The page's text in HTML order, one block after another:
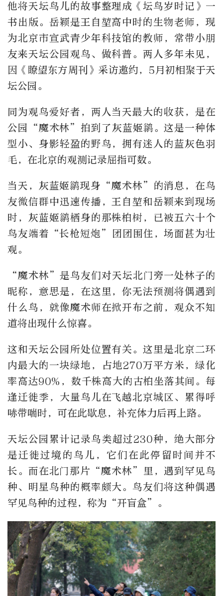
他将天坛鸟儿的故事整理成《坛鸟岁时记》一
书出版。岳颖是王自堃高中时的生物老师，现
为北京市宣武青少年科技馆的教师，常带小朋
友来天坛公园观鸟、做科普。两人多年未见，
因《瞭望东方周刊》采访邀约，5月初相聚于天
坛公园。
同为观鸟爱好者，两人当天最大的收获，是在
公园“魔术林”拍到了灰蓝姬鹟。这是一种体
型小、身影轻盈的野鸟，拥有迷人的蓝灰色羽
毛，在北京的观测记录屈指可数。
当天，灰蓝姬鹟现身“魔术林”的消息，在鸟
友微信群中迅速传播，王自堃和岳颖来到现场
时，灰蓝姬鹟栖身的那株柏树，已被五六十个
鸟友端着“长枪短炮”团团围住，场面甚为壮
观。
“魔术林”是鸟友们对天坛北门旁一处林子的
昵称，意思是，在这里，你无法预测将偶遇到
什么鸟，就像魔术师在掀开布之前，观众不知
道将出现什么惊喜。
这和天坛公园所处位置有关。这里是北京二环
内最大的一块绿地，占地270万平方米，绿化
率高达90%，数千株高大的古柏坐落其间。每
逢迁徙季，大量鸟儿在飞越北京城区、累得呼
哧带喘时，可在此歇息，补充体力后再上路。
天坛公园累计记录鸟类超过230种，绝大部分
是迁徙过境的鸟儿，它们在此停留时间并不
长。而在北门那片“魔术林”里，遇到罕见鸟
种、明星鸟种的概率颇大。鸟友们将这种偶遇
罕见鸟种的过程，称为“开盲盒”。